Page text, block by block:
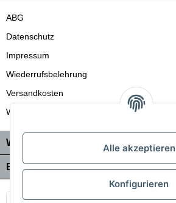
ABG
Datenschutz
Impressum
Wiederrufsbelehrung
Versandkosten
Wir liefern auch in die Schweiz
Wo Sie uns finden
Bezahlung & Versand
Alle akzeptieren
Konfigurieren